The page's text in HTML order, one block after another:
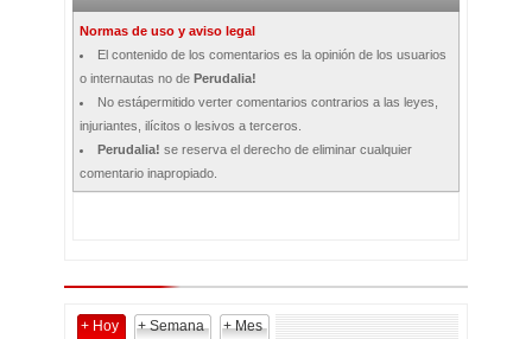
Normas de uso y aviso legal
El contenido de los comentarios es la opinión de los usuarios
o internautas no dePerudalia!
No estápermitido verter comentarios contrarios a las leyes,
injuriantes, ilícitos o lesivos a terceros.
Perudalia! se reserva el derecho de eliminar cualquier
comentario inapropiado.
+ Hoy + Semana + Mes